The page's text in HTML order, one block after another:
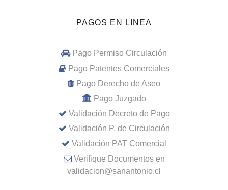
PAGOS EN LINEA
Pago Permiso Circulación
Pago Patentes Comerciales
Pago Derecho de Aseo
Pago Juzgado
Validación Decreto de Pago
Validación P. de Circulación
Validación PAT Comercial
Verifique Documentos en
validacion@sanantonio.cl